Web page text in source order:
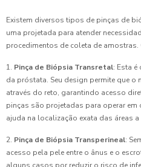
Existem diversos tipos de pinças de
uma projetada para atender
procedimentos de coleta de
1. Pinça de Biópsia Transretal: Esta
da próstata. Seu design permite que
através do reto, garantindo acesso
pinças são projetadas para operar
ajuda na localização exata das áreas
2. Pinça de Biópsia Transperineal:
acesso pela pele entre o ânus e o